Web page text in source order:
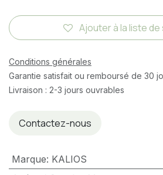
Ajouter à la liste
Conditions générales
Garantie satisfait ou remboursé de 30
Livraison : 2-3 jours ouvrables
Contactez-nous
Marque: KALIOS